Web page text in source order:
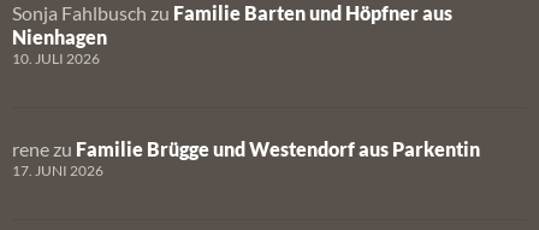
Sonja Fahlbusch zu Familie Barten und Höpfner aus
Nienhagen
10. JULI 2026
rene zu Familie Brügge und Westendorf aus Parkentin
17. JUNI 2026